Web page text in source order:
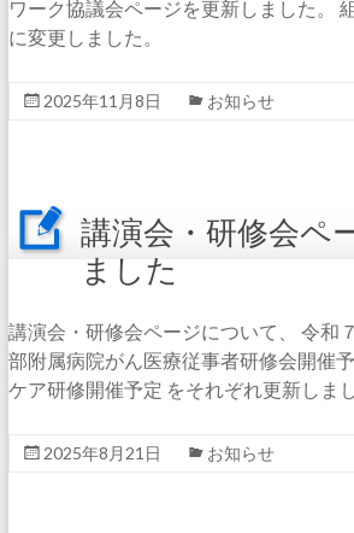
ワーク協議会ページを更新しました。
に変更しました。
2025年11月8日 お知らせ
講演会・研修会ペ
ました
講演会・研修会ページについて、 令和
部附属病院がん医療従事者研修会開催
ケア研修開催予定 をそれぞれ更新しま
2025年8月21日 お知らせ